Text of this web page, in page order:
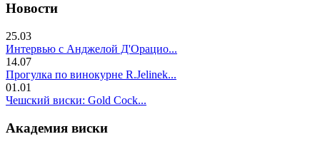
Новости
25.03
Интервью с Анджелой Д'Орацио...
14.07
Прогулка по винокурне R.Jelinek...
01.01
Чешский виски: Gold Cock...
Академия виски